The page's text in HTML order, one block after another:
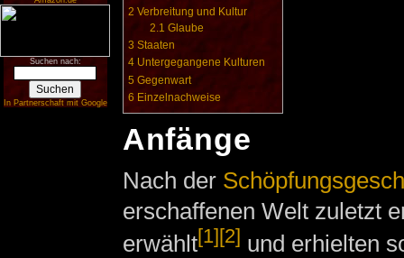
Suchen nach:
In Partnerschaft mit Google
2 Verbreitung und Kultur
2.1 Glaube
3 Staaten
4 Untergegangene Kulturen
5 Gegenwart
6 Einzelnachweise
Anfänge
Nach der
erschaffenen Welt zuletzt
erwählt[1][2] und erhielten